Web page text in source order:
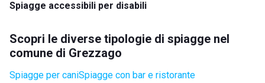
Spiagge accessibili per disabili
Scopri le diverse tipologie di spiagge nel
comune di Grezzago
Spiagge per caniSpiagge con bar e ristorante